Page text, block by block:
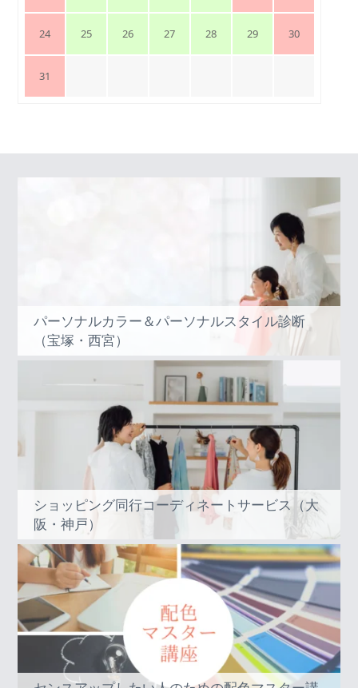
24 25 26 27 28 29 30
31
パーソナルカラー＆パーソナルスタイル診断
（宝塚・西宮）
ショッピング同行コーディネートサービス（大
阪・神戸）